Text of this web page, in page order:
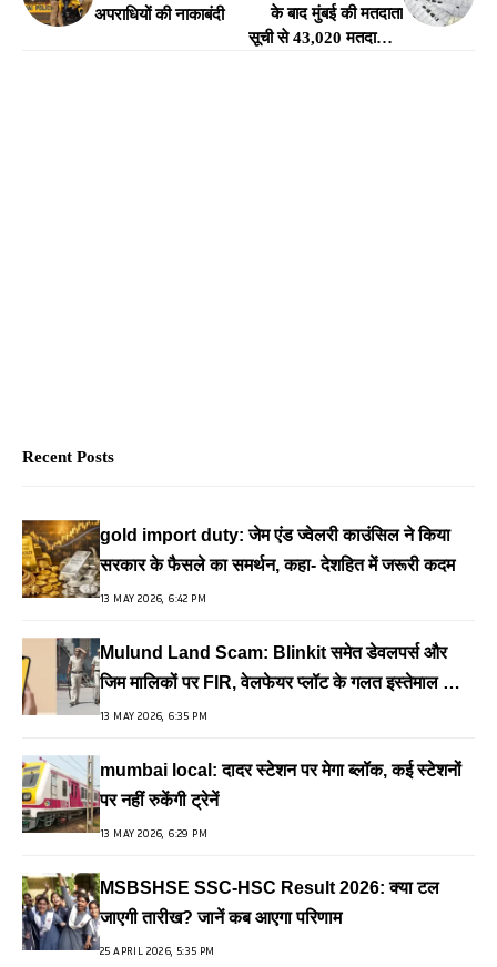
अपराधियों की नाकाबंदी
के बाद मुंबई की मतदाता
सूची से 43,020 मतदाताओं
Recent Posts
gold import duty: जेम एंड ज्वेलरी काउंसिल ने किया
सरकार के फैसले का समर्थन, कहा- देशहित में जरूरी कदम
13 MAY 2026, 6:42 PM
Mulund Land Scam: Blinkit समेत डेवलपर्स और
जिम मालिकों पर FIR, वेलफेयर प्लॉट के गलत इस्तेमाल का
आरोप
13 MAY 2026, 6:35 PM
mumbai local: दादर स्टेशन पर मेगा ब्लॉक, कई स्टेशनों
पर नहीं रुकेंगी ट्रेनें
13 MAY 2026, 6:29 PM
MSBSHSE SSC-HSC Result 2026: क्या टल
जाएगी तारीख? जानें कब आएगा परिणाम
25 APRIL 2026, 5:35 PM